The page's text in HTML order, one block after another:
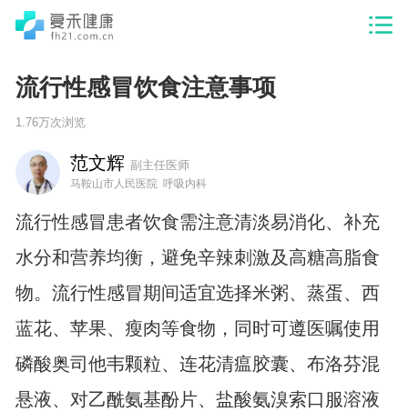
流行性感冒饮食注意事项
1.76万次浏览
范文辉 副主任医师
马鞍山市人民医院 呼吸内科
流行性感冒患者饮食需注意清淡易消化、补充
水分和营养均衡，避免辛辣刺激及高糖高脂食
物。流行性感冒期间适宜选择米粥、蒸蛋、西
蓝花、苹果、瘦肉等食物，同时可遵医嘱使用
磷酸奥司他韦颗粒、连花清瘟胶囊、布洛芬混
悬液、对乙酰氨基酚片、盐酸氨溴索口服溶液